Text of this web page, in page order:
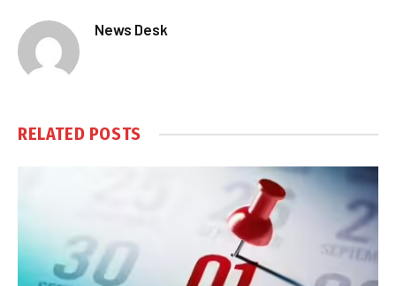
News Desk
RELATED POSTS